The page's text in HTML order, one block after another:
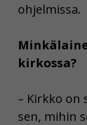
ohjelmissa.
kirkossa?
– Kirkko on
sen, mihin